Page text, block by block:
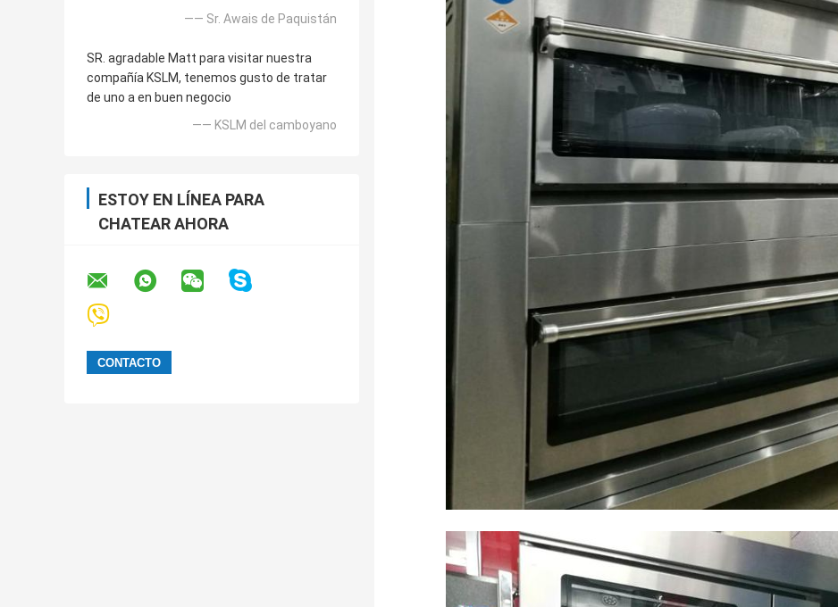
—— Sr. Awais de Paquistán
SR. agradable Matt para visitar nuestra
compañía KSLM, tenemos gusto de tratar
de uno a en buen negocio
—— KSLM del camboyano
ESTOY EN LÍNEA PARA
CHATEAR AHORA